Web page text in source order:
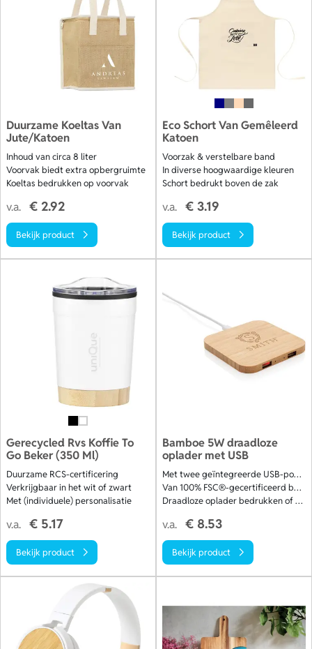
Duurzame Koeltas Van
Jute/Katoen
Inhoud van circa 8 liter
Voorvak biedt extra opbergruimte
Koeltas bedrukken op voorvak
v.a. € 2.92
Bekijk product
Eco Schort Van Gemêleerd
Katoen
Voorzak & verstelbare band
In diverse hoogwaardige kleuren
Schort bedrukt boven de zak
v.a. € 3.19
Bekijk product
Gerecycled Rvs Koffie To
Go Beker (350 Ml)
Duurzame RCS-certificering
Verkrijgbaar in het wit of zwart
Met (individuele) personalisatie
v.a. € 5.17
Bekijk product
Bamboe 5W draadloze
oplader met USB
Met twee geïntegreerde USB-poorten
Van 100% FSC®-gecertificeerd bamboe
Draadloze oplader bedrukken of graveren
v.a. € 8.53
Bekijk product